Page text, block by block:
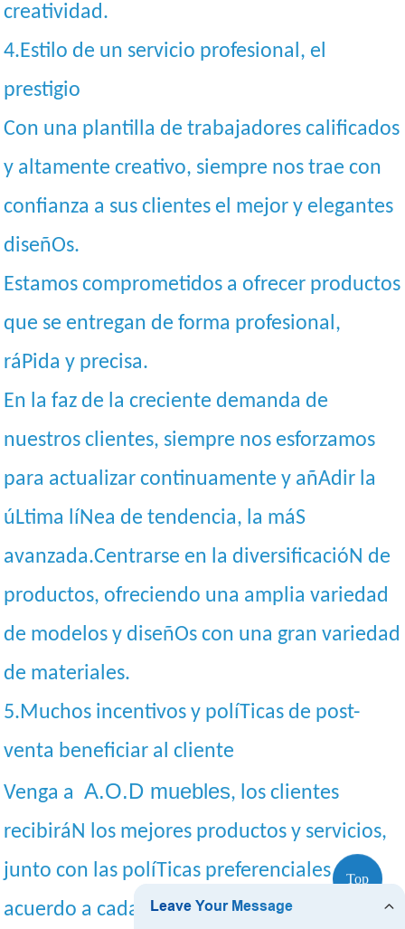
creatividad.
4.Estilo de un servicio profesional, el
prestigio
Con una plantilla de trabajadores calificados
y altamente creativo, siempre nos trae con
confianza a sus clientes el mejor y elegantes
diseñOs.
Estamos comprometidos a ofrecer productos
que se entregan de forma profesional,
ráPida y precisa.
En la faz de la creciente demanda de
nuestros clientes, siempre nos esforzamos
para actualizar continuamente y añAdir la
úLtima líNea de tendencia, la máS
avanzada.Centrarse en la diversificacióN de
productos, ofreciendo una amplia variedad
de modelos y diseñOs con una gran variedad
de materiales.
5.Muchos incentivos y políTicas de post-
venta beneficiar al cliente
Venga a A.O.D muebles, los clientes
recibiráN los mejores productos y servicios,
junto con las políTicas preferenciales de
acuerdo a cada solicitud siempre tenemos el
Top